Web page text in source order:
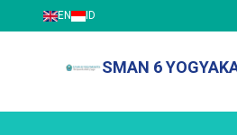
EN ID
SMAN 6